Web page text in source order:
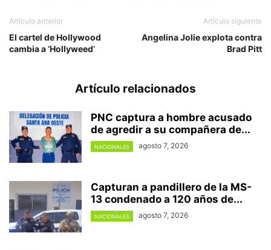
Artículo anterior
El cartel de Hollywood
cambia a ‘Hollyweed’
Artículo siguiente
Angelina Jolie explota contra
Brad Pitt
Artículo relacionados
PNC captura a hombre acusado
de agredir a su compañera de...
NACIONALES agosto 7, 2026
Capturan a pandillero de la MS-
13 condenado a 120 años de...
NACIONALES agosto 7, 2026